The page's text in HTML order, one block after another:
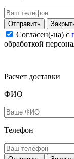
Согласен(-на) c
обработкой
Расчет доставки
ФИО
Телефон